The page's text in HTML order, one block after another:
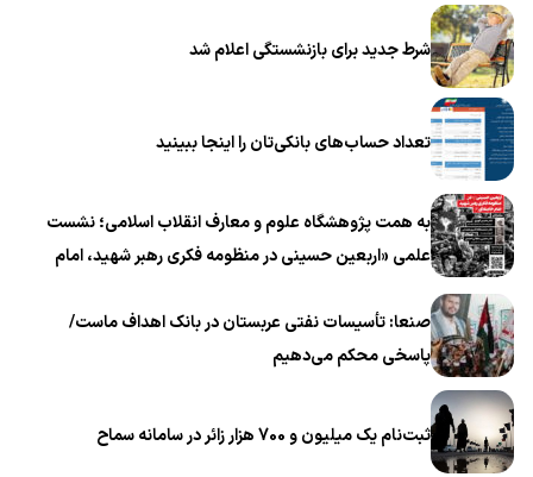
شرط جدید برای بازنشستگی اعلام شد
تعداد حساب‌های بانکی‌تان را اینجا ببینید
به همت پژوهشگاه علوم و معارف انقلاب اسلامی؛ نشست
علمی «اربعین حسینی در منظومه فکری رهبر شهید، امام
صنعا: تأسیسات نفتی عربستان در بانک اهداف ماست/
پاسخی محکم می‌دهیم
ثبت‌نام یک میلیون و 700 هزار زائر در سامانه سماح ‌